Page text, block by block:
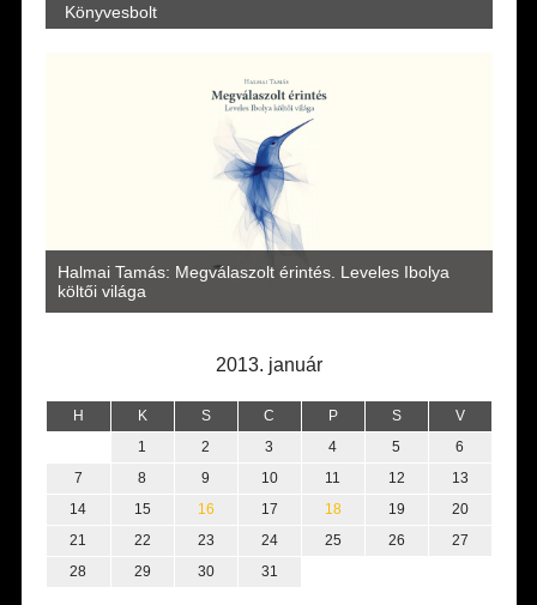
Könyvesbolt
Halmai Tamás: Megválaszolt érintés. Leveles Ibolya
költői világa
2013. január
H K S C P S V
1 2 3 4 5
6
7
8 9 10 11 12
13
14
15 16 17 18 19
20
21
22 23 24 25 26
27
28
29 30 31